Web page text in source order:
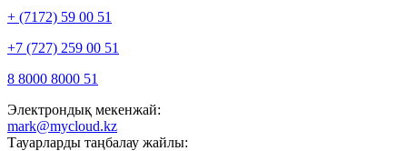
+ (7172) 59 00 51
+7 (727) 259 00 51
8 8000 8000 51
Электрондық мекенжай:
mark@mycloud.kz
Тауарларды таңбалау жайлы: